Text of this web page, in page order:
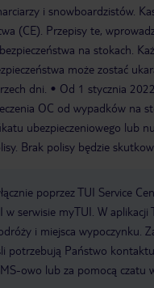
i snowboardzistów.
(CE). Przepisy te,
na stokach.
może zostać
dni.
Od 1 stycznia
OC od wypadków na
ubezpieczeniowego lub
Brak polisy będzie
poprzez TUI Service
w serwisie myTUI. W
i miejsca wypoczynku.
potrzebują Państwo
owo lub za pomocą czatu